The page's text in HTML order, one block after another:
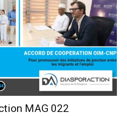
MAG 022